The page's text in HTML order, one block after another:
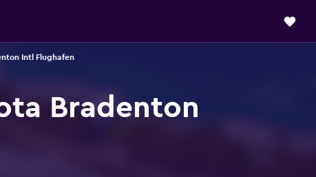
Intl Flughafen
Bradenton